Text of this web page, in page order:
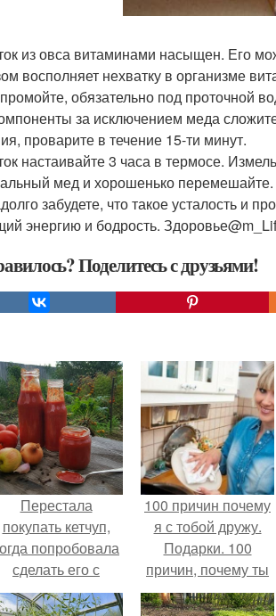
из овса витаминами насыщен. Его
восполняет нехватку в организме
обязательно под проточной
за исключением меда
проварите в течение 15-ти минут.
настаивайте 3 часа в термосе.
мед и хорошенько
забудете, что такое усталость и
энергию и бодрость.
Поделитесь с друзьями!
Перестала
покупать кетчуп,
попробовала
сделать его с
яблоками.
100 причин почему
я с тобой дружу.
Подарки. 100
причин, почему ты
моя лучшая